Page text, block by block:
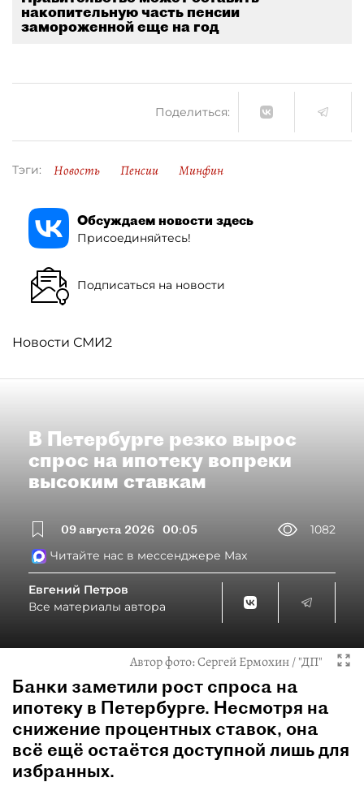
накопительную часть пенсии
замороженной еще на год
Поделиться:
Тэги: Новость Пенсии Минфин
Обсуждаем новости здесь
Присоединяйтесь!
Подписаться на новости
Новости СМИ2
В Петербурге резко вырос
спрос на ипотеку вопреки
высоким ставкам
09 августа 2026 00:05
1082
Читайте нас в мессенджере Max
Евгений Петров
Все материалы автора
Автор фото:Сергей Ермохин / "ДП"
Банки заметили рост спроса на
ипотеку в Петербурге. Несмотря на
снижение процентных ставок, она
всё ещё остаётся доступной лишь для
избранных.